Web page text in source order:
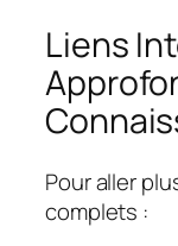
Liens
Pour aller
complets :